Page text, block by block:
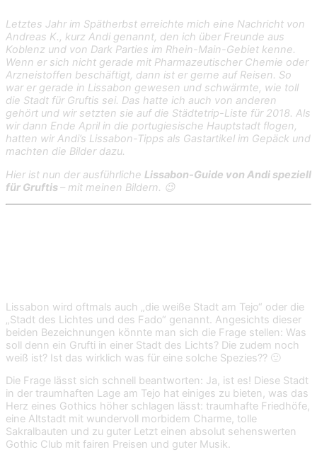
Letztes Jahr im Spätherbst erreichte mich eine Nachricht von
Andreas K., kurz Andi genannt, den ich über Freunde aus
Koblenz und von Dark Parties im Rhein-Main-Gebiet kenne.
Wenn er sich nicht gerade mit Pharmazeutischer Chemie oder
Arzneistoffen beschäftigt, dann ist er gerne auf Reisen. So
war er gerade in Lissabon gewesen und schwärmte, wie toll
die Stadt für Gruftis sei. Das hatte ich auch von anderen
gehört und wir setzten sie auf die Städtetrip-Liste für 2018. Als
wir dann Ende April in die portugiesische Hauptstadt flogen,
hatten wir Andi’s Lissabon-Tipps als Gastartikel im Gepäck und
machten die Bilder dazu.
Hier ist nun der ausführliche Lissabon-Guide von Andi speziell
für Gruftis– mit meinen Bildern. 😉
Lissabon wird oftmals auch „die weiße Stadt am Tejo“ oder die
„Stadt des Lichtes und des Fado“ genannt. Angesichts dieser
beiden Bezeichnungen könnte man sich die Frage stellen: Was
soll denn ein Grufti in einer Stadt des Lichts? Die zudem noch
weiß ist? Ist das wirklich was für eine solche Spezies?? 🙂
Die Frage lässt sich schnell beantworten: Ja, ist es! Diese Stadt
in der traumhaften Lage am Tejo hat einiges zu bieten, was das
Herz eines Gothics höher schlagen lässt: traumhafte Friedhöfe,
eine Altstadt mit wundervoll morbidem Charme, tolle
Sakralbauten und zu guter Letzt einen absolut sehenswerten
Gothic Club mit fairen Preisen und guter Musik.